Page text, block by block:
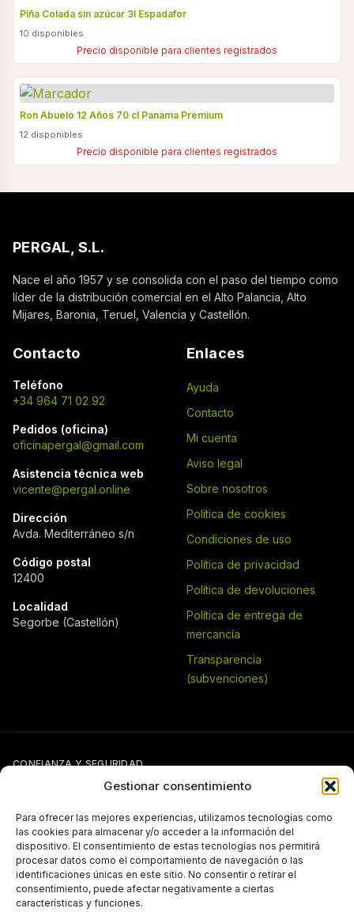
Gestionar consentimiento
Para ofrecer las mejores experiencias, utilizamos tecnologías como
las cookies para almacenar y/o acceder a la información del
dispositivo. El consentimiento de estas tecnologías nos permitirá
procesar datos como el comportamiento de navegación o las
identificaciones únicas en este sitio. No consentir o retirar el
consentimiento, puede afectar negativamente a ciertas
características y funciones.
Piña Colada sin azúcar 3l Espadafor
10 disponibles
Precio disponible para clientes registrados
Ron Abuelo 12 Años 70 cl Panama Premium
12 disponibles
Precio disponible para clientes registrados
PERGAL, S.L.
Nace el año 1957 y se consolida con el paso del tiempo como
líder de la distribución comercial en el Alto Palancia, Alto
Mijares, Baronia, Teruel, Valencia y Castellón.
Contacto
Teléfono
+34 964 71 02 92
Pedidos (oficina)
oficinapergal@gmail.com
Asistencia técnica web
vicente@pergal.online
Dirección
Avda. Mediterráneo s/n
Código postal
12400
Localidad
Segorbe (Castellón)
Enlaces
Ayuda
Contacto
Mi cuenta
Aviso legal
Sobre nosotros
Política de cookies
Condiciones de uso
Política de privacidad
Política de devoluciones
Política de entrega de
mercancía
Transparencia
(subvenciones)
CONFIANZA Y SEGURIDAD
Si tienes otra forma de pago pactada con Pergal (giro, transferencia,
etc.), puedes seguir usándola con normalidad.